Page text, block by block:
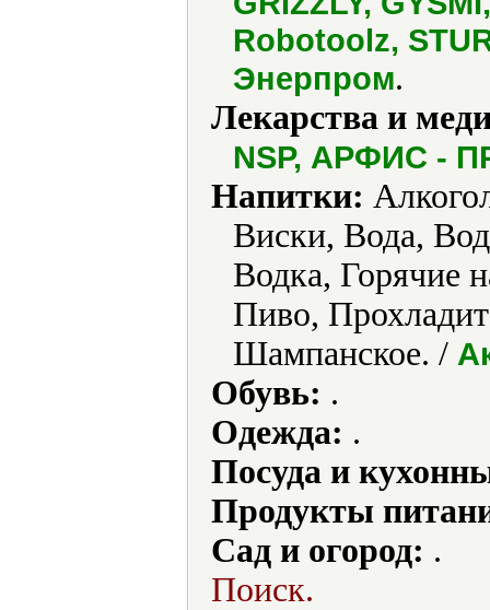
Robotoolz,
Энерпром.
Лекарства и
NSP, АРФИС -
Напитки:
Виски, Вода,
Водка, Горячие
Пиво,
Шампанское. /
Обувь: .
Одежда: .
Посуда и
Продукты
Сад и огород: .
Поиск.